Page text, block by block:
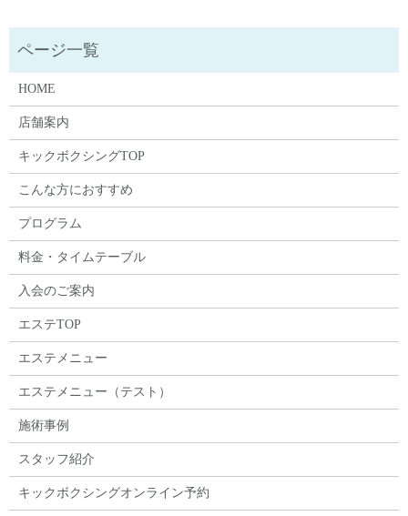
HOME
店舗案内
キックボクシングTOP
こんな方におすすめ
プログラム
料金・タイムテーブル
入会のご案内
エステTOP
エステメニュー
エステメニュー（テスト）
施術事例
スタッフ紹介
キックボクシングオンライン予約